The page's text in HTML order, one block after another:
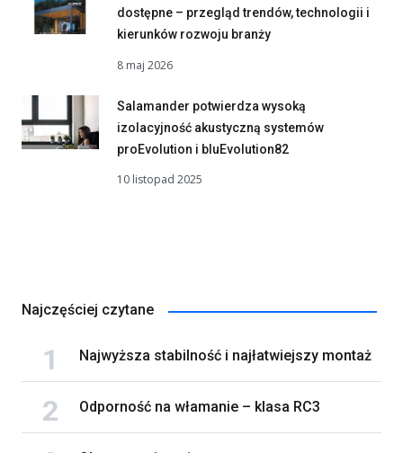
dostępne – przegląd trendów, technologii i
kierunków rozwoju branży
8 maj 2026
Salamander potwierdza wysoką
izolacyjność akustyczną systemów
proEvolution i bluEvolution82
10 listopad 2025
Najczęściej czytane
Najwyższa stabilność i najłatwiejszy montaż
Odporność na włamanie – klasa RC3